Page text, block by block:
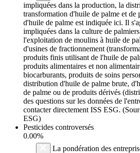
impliquées dans la production, la
transformation d'huile de palme et de
d'huile de palme est indiquée ici. Il
impliquées dans la culture de
l'exploitation de moulins à huile de
d'usines de fractionnement
produits finis utilisant de l'huile de
produits alimentaires et non
biocarburants, produits de soins
distribution d'huile de palme brute,
de palme ou de produits dérivés
des questions sur les données de
contacter directement ISS ESG.
ESG)
Pesticides controversés
0.00%
La pondération des